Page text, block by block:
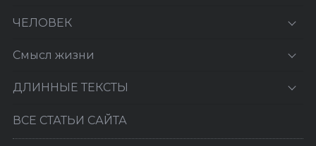
ЧЕЛОВЕК
Смысл жизни
ДЛИННЫЕ ТЕКСТЫ
ВСЕ СТАТЬИ САЙТА